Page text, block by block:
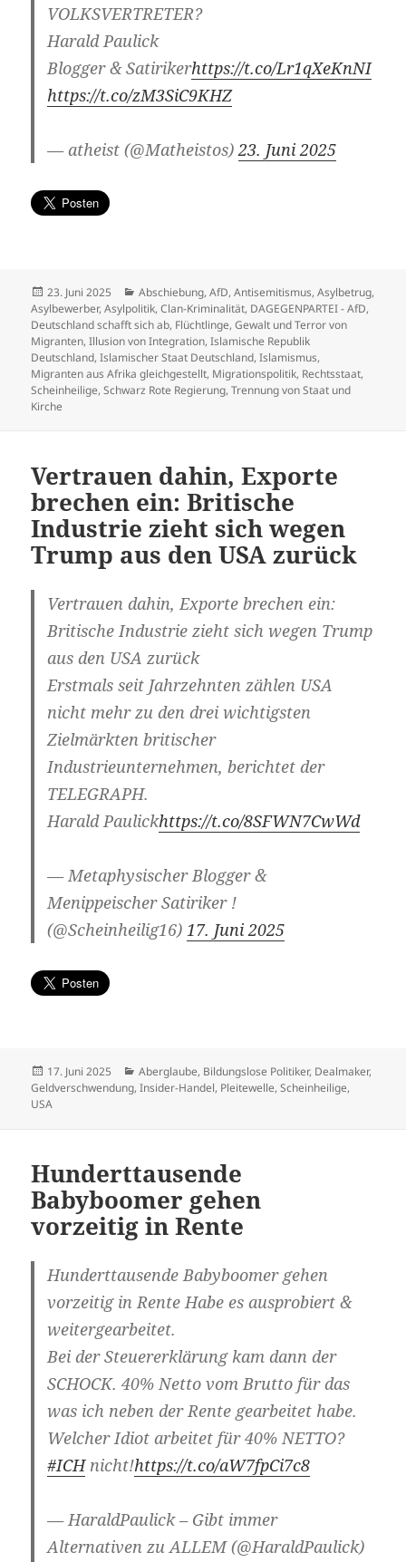
VOLKSVERTRETER?
Harald Paulick
Blogger & Satirikerhttps://t.co/Lr1qXeKnNI
https://t.co/zM3SiC9KHZ
— atheist (@Matheistos)23. Juni 2025
Veröffentlicht
am
23. Juni 2025 Kategorien
Abschiebung,AfD,Antisemitismus,Asylbetrug,
Asylbewerber,Asylpolitik,Clan-Kriminalität, DAGEGENPARTEI - AfD,
Deutschland schafft sich ab, Flüchtlinge,Gewalt und Terror von
Migranten,Illusion von Integration,Islamische Republik
Deutschland,Islamischer Staat Deutschland,Islamismus,
Migranten aus Afrika gleichgestellt, Migrationspolitik, Rechtsstaat,
Scheinheilige,Schwarz Rote Regierung,Trennung von Staat und
Kirche
Vertrauen dahin, Exporte
brechen ein: Britische
Industrie zieht sich wegen
Trump aus den USA zurück
Vertrauen dahin, Exporte brechen ein:
Britische Industrie zieht sich wegen Trump
aus den USA zurück
Erstmals seit Jahrzehnten zählen USA
nicht mehr zu den drei wichtigsten
Zielmärkten britischer
Industrieunternehmen, berichtet der
TELEGRAPH.
Harald Paulickhttps://t.co/8SFWN7CwWd
— Metaphysischer Blogger &
Menippeischer Satiriker !
(@Scheinheilig16) 17. Juni 2025
Veröffentlicht
am
17. Juni 2025 Kategorien
Aberglaube, Bildungslose Politiker, Dealmaker,
Geldverschwendung,Insider-Handel, Pleitewelle,Scheinheilige,
USA
Hunderttausende
Babyboomer gehen
vorzeitig in Rente
Hunderttausende Babyboomer gehen
vorzeitig in Rente Habe es ausprobiert &
weitergearbeitet.
Bei der Steuererklärung kam dann der
SCHOCK. 40% Netto vom Brutto für das
was ich neben der Rente gearbeitet habe.
Welcher Idiot arbeitet für 40% NETTO?
#ICHnicht!https://t.co/aW7fpCi7c8
— HaraldPaulick – Gibt immer
Alternativen zu ALLEM (@HaraldPaulick)